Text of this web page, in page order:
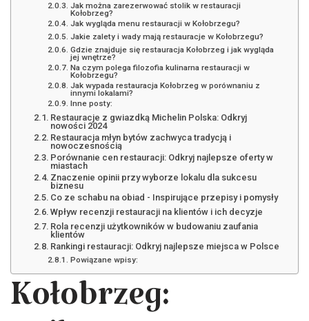
Jak można zarezerwować stolik w restauracji
Kołobrzeg?
Jak wygląda menu restauracji w Kołobrzegu?
Jakie zalety i wady mają restauracje w Kołobrzegu?
Gdzie znajduje się restauracja Kołobrzeg i jak wygląda
jej wnętrze?
Na czym polega filozofia kulinarna restauracji w
Kołobrzegu?
Jak wypada restauracja Kołobrzeg w porównaniu z
innymi lokalami?
Inne posty:
Restauracje z gwiazdką Michelin Polska: Odkryj
nowości 2024
Restauracja młyn bytów zachwyca tradycją i
nowoczesnością
Porównanie cen restauracji: Odkryj najlepsze oferty w
miastach
Znaczenie opinii przy wyborze lokalu dla sukcesu
biznesu
Co ze schabu na obiad - Inspirujące przepisy i pomysły
Wpływ recenzji restauracji na klientów i ich decyzje
Rola recenzji użytkowników w budowaniu zaufania
klientów
Rankingi restauracji: Odkryj najlepsze miejsca w Polsce
Powiązane wpisy:
Kołobrzeg: